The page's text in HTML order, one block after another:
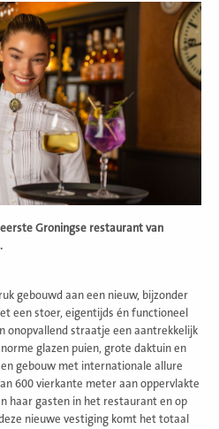
Groningse restaurant van
gebouwd aan een nieuw, bijzonder
een stoer, eigentijds én functioneel
onopvallend straatje een aantrekkelijk
glazen puien, grote daktuin en
gebouw met internationale allure
600 vierkante meter aan oppervlakte
haar gasten in het restaurant en op
nieuwe vestiging komt het totaal